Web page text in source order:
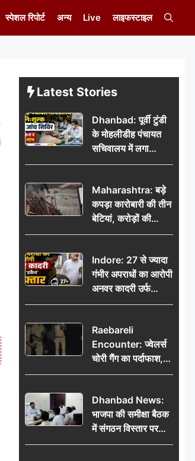
स्पेशल रिपोर्ट अन्य Live लाइफस्टाइल
Latest Stories
Dhanbad: पूर्वी टुंडी
के मोहलीडीह पंचायत
सचिवालय में लगा
निःशुल्क स्वास्थ्य जांच
उठाया लाभ
Maharashtra: बड़े
कपड़ा कारोबारी की तीन
बेटियां, करोड़ों की
कमाई… फिर भी पिता
अंतिम दिन, 5100 रुपये
भेजकर कहा– अंतिम
संस्कार कर दीजिए हम
नहीं आ पाएंगे
Indore: 27 से ज्यादा
गंभीर अपराधों का आरोपी
अनवर कादरी उर्फ
‘डकैत’ गिरफ्तार, इंदौर
Raebareli
Encounter: ज्वेलर्स
चोरी गैंग का पर्दाफाश,
पुलिस मुठभेड़ में दो
किलो चांदी बरामद
Dhanbad News:
भाजपा की समीक्षा बैठक
में संगठन विस्तार पर
मंथन, बीडीओ से